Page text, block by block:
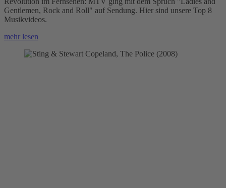
Gentlemen, Rock and Roll" auf Sendung. Hier sind unsere Top 8
Musikvideos.
mehr lesen